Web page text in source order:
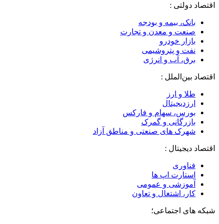
اقتصاد دولتی :
بانک، بیمه و بودجه
صنعت و معدن و تجارت
بازار خودرو
نفت و پتروشیمی
برق، آب و انرژی
اقتصاد بین‌الملل :
طلا و ارز
ارزدیجیتال
بورس، سهام و فارکس
بازرگانی و گمرک
شهرک های صنعتی و مناطق آزاد
اقتصاد دیجیتال :
فناوری
استارت اپ ها
آموزشی و عمومی
کار، اشتغال و تعاون
شبکه های اجتماعی؛